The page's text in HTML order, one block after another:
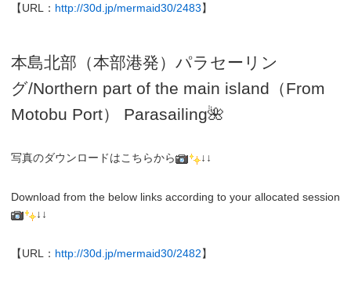
【URL： http://30d.jp/mermaid30/2483】
本島北部（本部港発）パラセーリン
グ/Northern part of the main island（From
Motobu Port）
Parasailing🌺
写真のダウンロードはこちらから ↓↓
Download from the below links according to your allocated session
↓↓
【URL： http://30d.jp/mermaid30/2482】